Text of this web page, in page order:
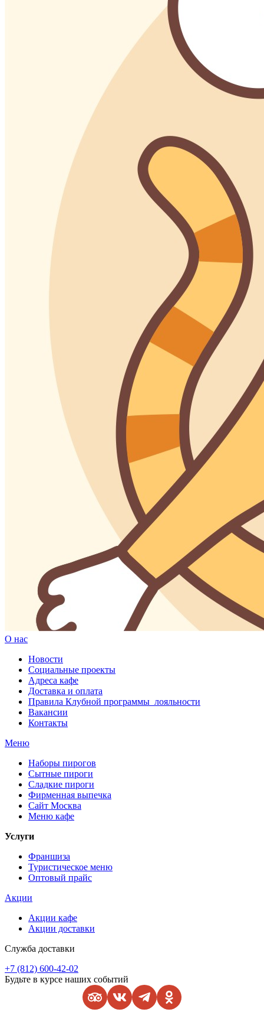
О нас
Новости
Социальные проекты
Адреса кафе
Доставка и оплата
Правила Клубной программы лояльности
Вакансии
Контакты
Меню
Наборы пирогов
Сытные пироги
Сладкие пироги
Фирменная выпечка
Сайт Москва
Меню кафе
Услуги
Франшиза
Туристическое меню
Оптовый прайс
Акции
Акции кафе
Акции доставки
Служба доставки
+7 (812) 600-42-02
Будьте в курсе наших событий